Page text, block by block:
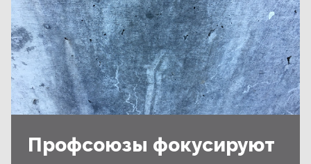
Профсоюзы фокусируют